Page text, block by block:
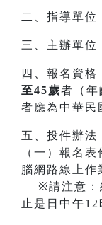
二、指導單位
三、主辦單位
四、報名資
至45歲者（年
者應為中華民
五、投件辦法
（一）報名
腦網路線上作
※請注意：
止是日中午12